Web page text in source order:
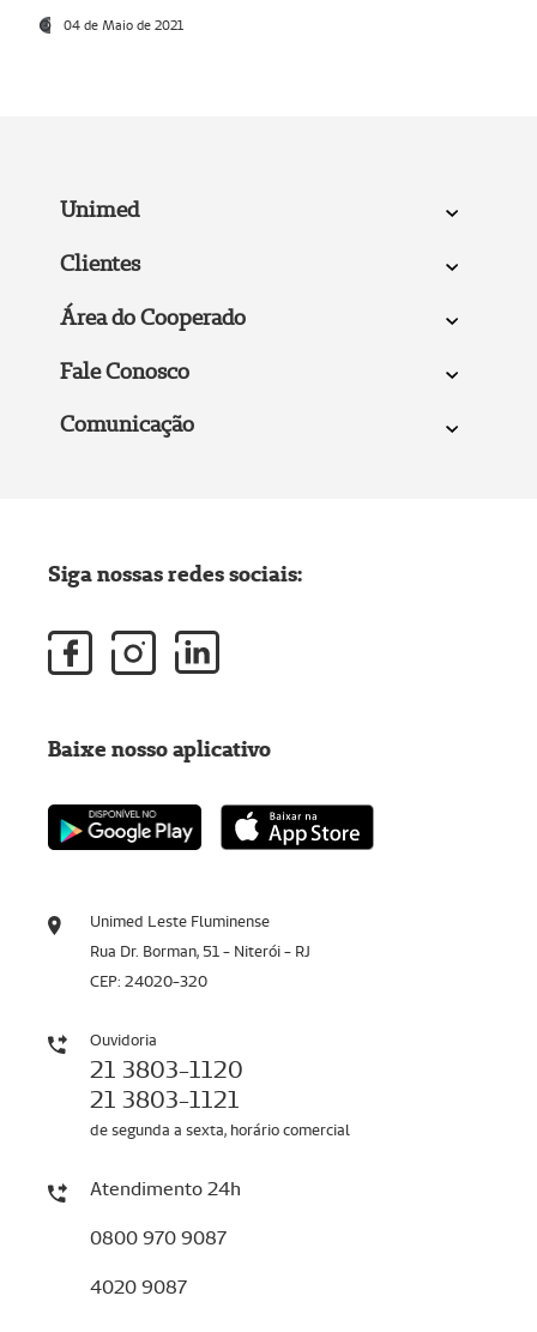
04 de Maio de 2021
Unimed
Clientes
Área do Cooperado
Fale Conosco
Comunicação
Unimed Leste Fluminense
Rua Dr. Borman, 51 - Niterói - RJ
CEP: 24020-320
Ouvidoria
21 3803-1120
21 3803-1121
de segunda a sexta, horário comercial
Atendimento 24h
0800 970 9087
4020 9087
Siga nossas redes sociais:
Baixe nosso aplicativo